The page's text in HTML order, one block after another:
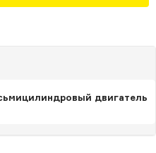
двигатель